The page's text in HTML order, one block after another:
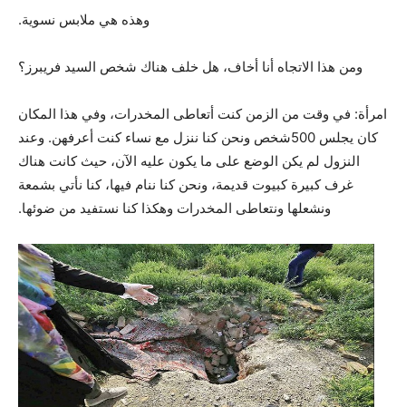
وهذه هي ملابس نسوية.
ومن هذا الاتجاه أنا أخاف، هل خلف هناك شخص السيد فريبرز؟
امرأة: في وقت من الزمن كنت أتعاطى المخدرات، وفي هذا المكان
كان يجلس 500شخص ونحن كنا ننزل مع نساء كنت أعرفهن. وعند
النزول لم يكن الوضع على ما يكون عليه الآن، حيث كانت هناك
غرف كبيرة كبيوت قديمة، ونحن كنا ننام فيها، كنا نأتي بشمعة
ونشعلها ونتعاطى المخدرات وهكذا كنا نستفيد من ضوئها.